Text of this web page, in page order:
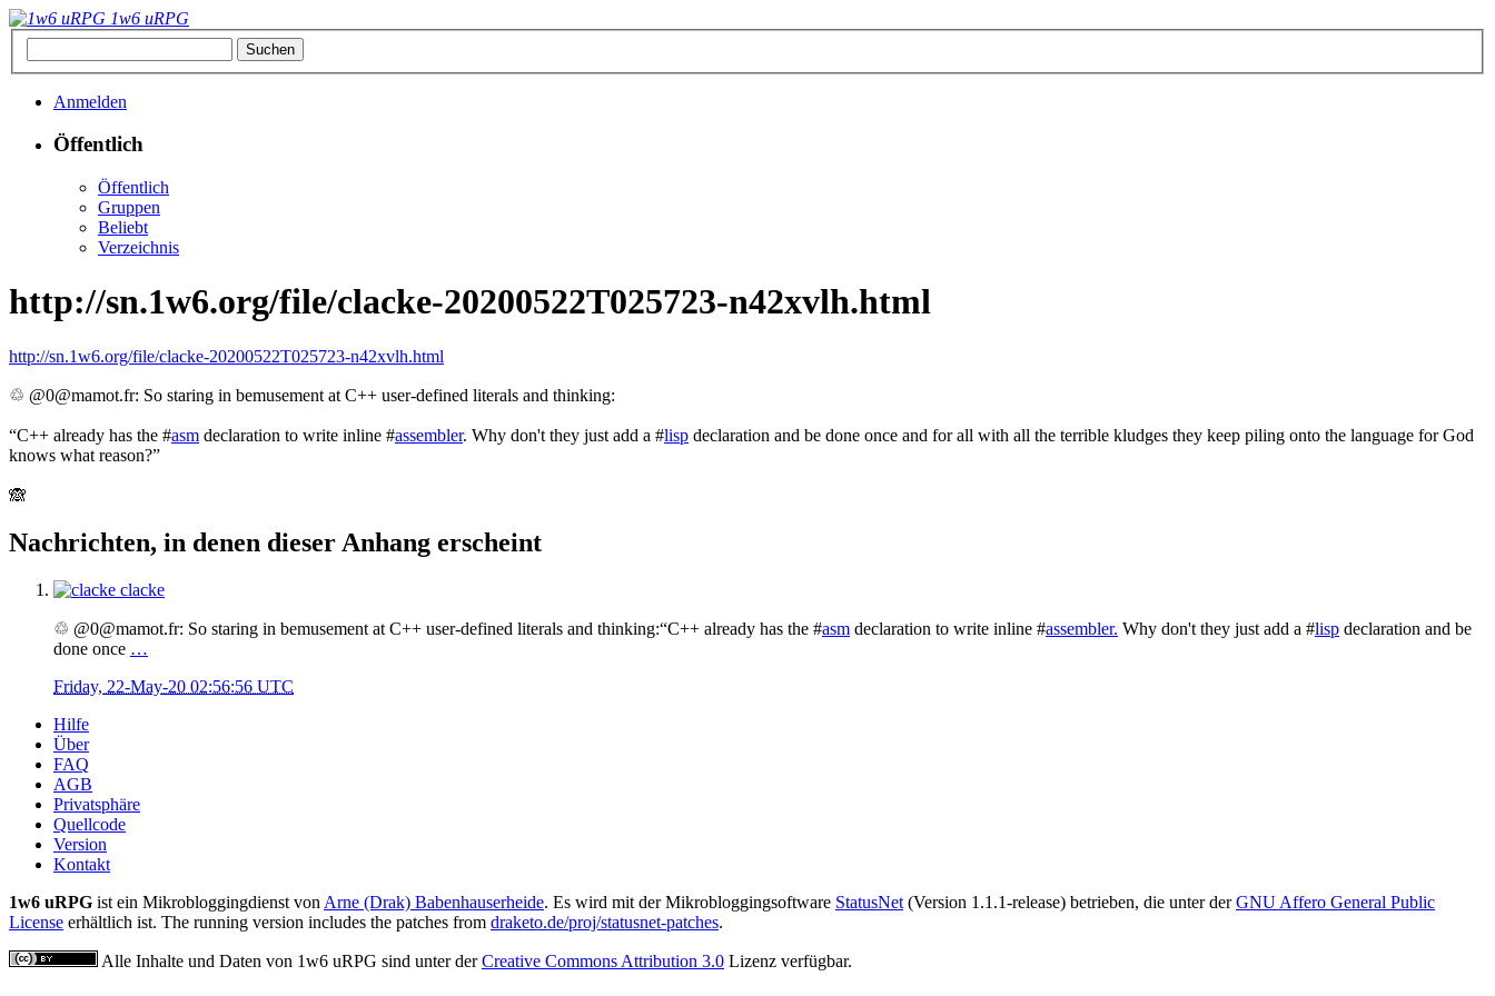
1w6 uRPG
Anmelden
Öffentlich
Öffentlich
Gruppen
Beliebt
Verzeichnis
http://sn.1w6.org/file/clacke-20200522T025723-n42xvlh.html
http://sn.1w6.org/file/clacke-20200522T025723-n42xvlh.html
♲ @0@mamot.fr: So staring in bemusement at C++ user-defined literals and thinking:
“C++ already has the #asm declaration to write inline #assembler. Why don't they just add a #lisp declaration and be done once and for all with all the terrible kludges they keep piling onto the language for God
knows what reason?”
🙈
Nachrichten, in denen dieser Anhang erscheint
clacke
♲ @0@mamot.fr: So staring in bemusement at C++ user-defined literals and thinking:“C++ already has the #asm declaration to write inline #assembler. Why don't they just add a #lisp declaration and be
done once …
Friday, 22-May-20 02:56:56 UTC
Hilfe
Über
FAQ
AGB
Privatsphäre
Quellcode
Version
Kontakt
1w6 uRPG ist ein Mikrobloggingdienst von Arne (Drak) Babenhauserheide. Es wird mit der Mikrobloggingsoftware StatusNet (Version 1.1.1-release) betrieben, die unter derGNU Affero General Public
License erhältlich ist. The running version includes the patches from draketo.de/proj/statusnet-patches.
Alle Inhalte und Daten von 1w6 uRPG sind unter derCreative Commons Attribution 3.0 Lizenz verfügbar.